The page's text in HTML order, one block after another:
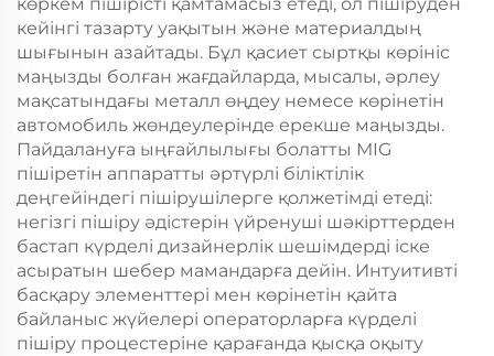
көркем пішірісті қамтамасыз етеді, ол пішіруден
кейінгі тазарту уақытын және материалдың
шығынын азайтады. Бұл қасиет сыртқы көрініс
маңызды болған жағдайларда, мысалы, әрлеу
мақсатындағы металл өңдеу немесе көрінетін
автомобиль жөндеулерінде ерекше маңызды.
Пайдалануға ыңғайлылығы болатты MIG
пішіретін аппаратты әртүрлі біліктілік
деңгейіндегі пішірушілерге қолжетімді етеді:
негізгі пішіру әдістерін үйренуші шәкірттерден
бастап күрделі дизайнерлік шешімдерді іске
асыратын шебер мамандарға дейін. Интуитивті
басқару элементтері мен көрінетін қайта
байланыс жүйелері операторларға күрделі
пішіру процестеріне қарағанда қысқа оқыту